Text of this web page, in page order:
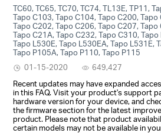
TC60, TC65, TC70, TC74, TL13E, TP11,
Tapo C103, Tapo C104, Tapo C200,
Tapo C202, Tapo C206, Tapo C207, Tapo
Tapo C21A, Tapo C232, Tapo C310,
Tapo L530E, Tapo L530EA, Tapo L531E,
Tapo P105A, Tapo P110, Tapo P115
01-15-2020
649,427
Recent updates may have expanded
in this FAQ. Visit your product's support
hardware version for your device, and
the firmware section for the latest
product. Please note that product
certain models may not be available in